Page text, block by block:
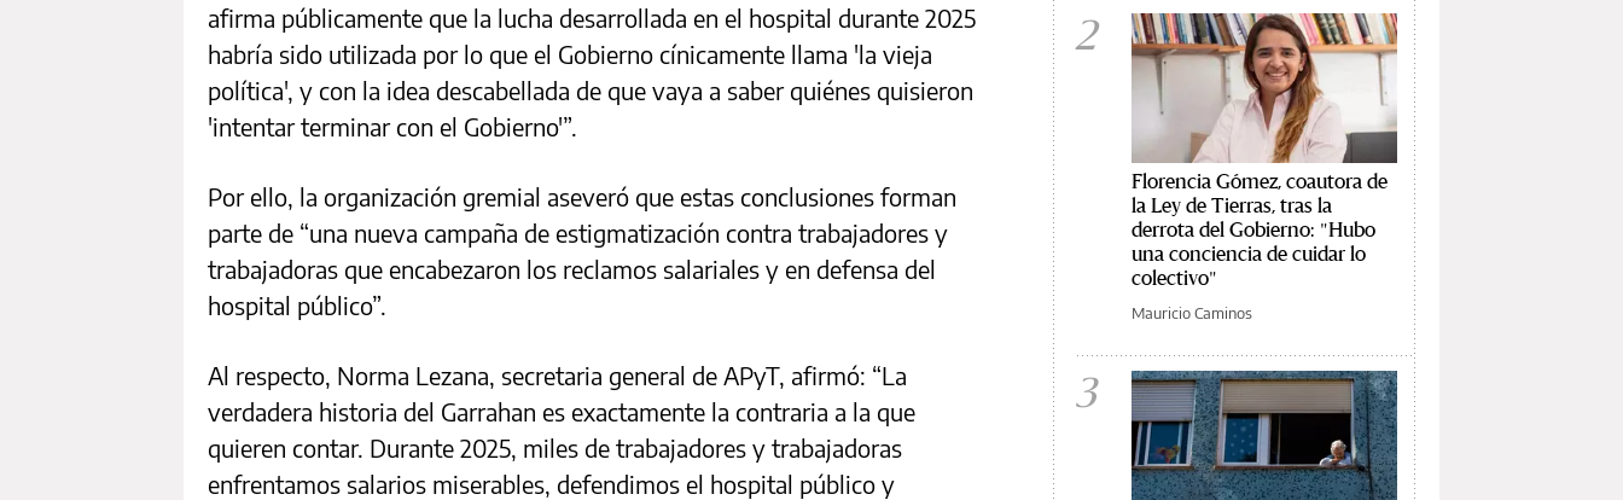
afirma públicamente que la lucha desarrollada en el hospital durante 2025
habría sido utilizada por lo que el Gobierno cínicamente llama 'la vieja
política', y con la idea descabellada de que vaya a saber quiénes quisieron
'intentar terminar con el Gobierno'”.
Por ello, la organización gremial aseveró que estas conclusiones forman
parte de “una nueva campaña de estigmatización contra trabajadores y
trabajadoras que encabezaron los reclamos salariales y en defensa del
hospital público”.
Al respecto, Norma Lezana, secretaria general de APyT, afirmó: “La
verdadera historia del Garrahan es exactamente la contraria a la que
quieren contar. Durante 2025, miles de trabajadores y trabajadoras
enfrentamos salarios miserables, defendimos el hospital público y
2
Florencia Gómez, coautora de
la Ley de Tierras, tras la
derrota del Gobierno: "Hubo
una conciencia de cuidar lo
colectivo"
Mauricio Caminos
3